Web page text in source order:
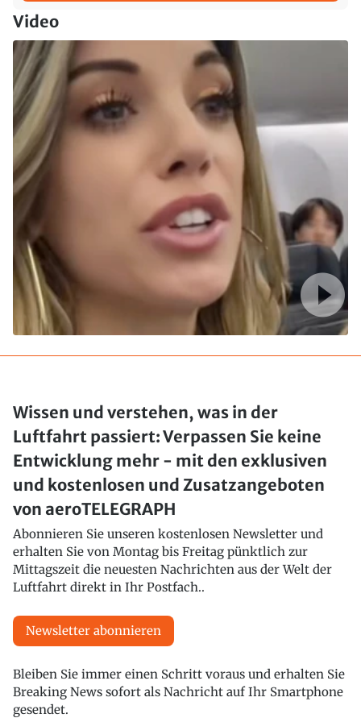
Video
Wissen und verstehen, was in der
Luftfahrt passiert: Verpassen Sie keine
Entwicklung mehr - mit den exklusiven
und kostenlosen und Zusatzangeboten
von aeroTELEGRAPH
Abonnieren Sie unseren kostenlosen Newsletter und
erhalten Sie von Montag bis Freitag pünktlich zur
Mittagszeit die neuesten Nachrichten aus der Welt der
Luftfahrt direkt in Ihr Postfach..
Newsletter abonnieren
Bleiben Sie immer einen Schritt voraus und erhalten Sie
Breaking News sofort als Nachricht auf Ihr Smartphone
gesendet.